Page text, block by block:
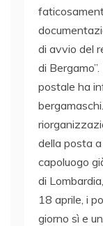
di avvio del
di
postale ha
della posta
capoluogo
di
18 aprile, i
giorno sì e